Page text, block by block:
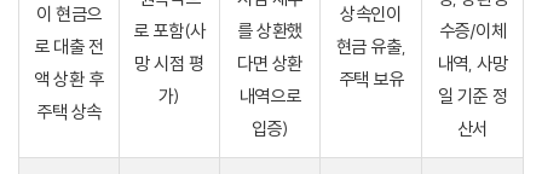
이 현금으
로 대출 전
액 상환 후
주택 상속
로 포함(사
망 시점 평
가)
를 상환했
다면 상환
내역으로
입증)
상속인이
현금 유출,
주택 보유
수증/이체
내역, 사망
일 기준 정
산서